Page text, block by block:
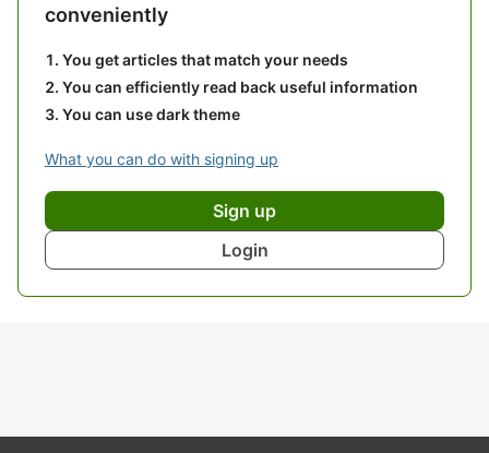
conveniently
You get articles that match your needs
You can efficiently read back useful information
You can use dark theme
What you can do with signing up
Sign up
Login